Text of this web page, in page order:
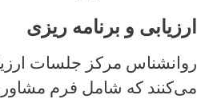
ارزیابی و برنامه‌ ریزی
روانشناس مرکز جلسات
می‌کنند که شامل فرم